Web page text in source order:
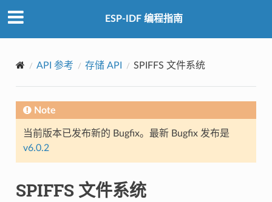
ESP-IDF 编程指南
API 参考 存储 API SPIFFS 文件系统
Note
当前版本已发布新的 Bugfix。最新 Bugfix 发布是
v6.0.2
SPIFFS 文件系统